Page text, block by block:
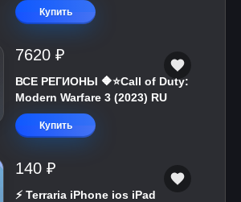
Купить
7620 ₽
ВСЕ РЕГИОНЫ 🔶⭐Call of Duty:
Modern Warfare 3 (2023) RU
Купить
140 ₽
⚡️ Terraria iPhone ios iPad